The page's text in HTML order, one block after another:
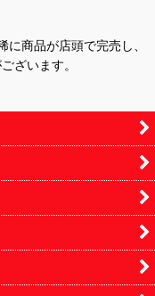
商品が店頭で完売し、
ざいます。